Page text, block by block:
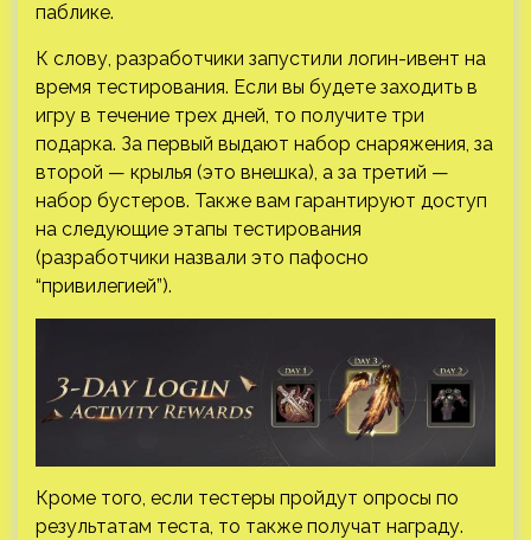
паблике.
К слову, разработчики запустили логин-ивент на
время тестирования. Если вы будете заходить в
игру в течение трех дней, то получите три
подарка. За первый выдают набор снаряжения, за
второй — крылья (это внешка), а за третий —
набор бустеров. Также вам гарантируют доступ
на следующие этапы тестирования
(разработчики назвали это пафосно
“привилегией”).
Кроме того, если тестеры пройдут опросы по
результатам теста, то также получат награду.